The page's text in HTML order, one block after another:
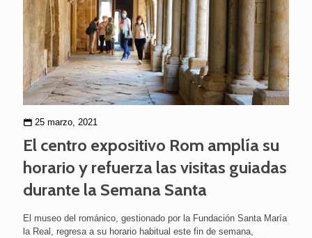
25 marzo, 2021
El centro expositivo Rom amplía su
horario y refuerza las visitas guiadas
durante la Semana Santa
El museo del románico, gestionado por la Fundación Santa María
la Real, regresa a su horario habitual este fin de semana,